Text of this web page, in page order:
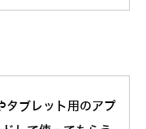
タブレット用のアプ